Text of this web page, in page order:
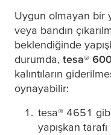
Uygun olmayan bir
veya bandın
beklendiğinde
durumda, tesa®
kalıntıların
oynayabilir:
tesa® 4651
yapışkan